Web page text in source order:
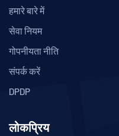
हमारे बारे में
सेवा नियम
गोपनीयता नीति
संपर्क करें
DPDP
लोकप्रिय